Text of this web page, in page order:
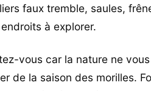
faux tremble, saules,
à explorer.
vous car la nature ne
de la saison des morilles.